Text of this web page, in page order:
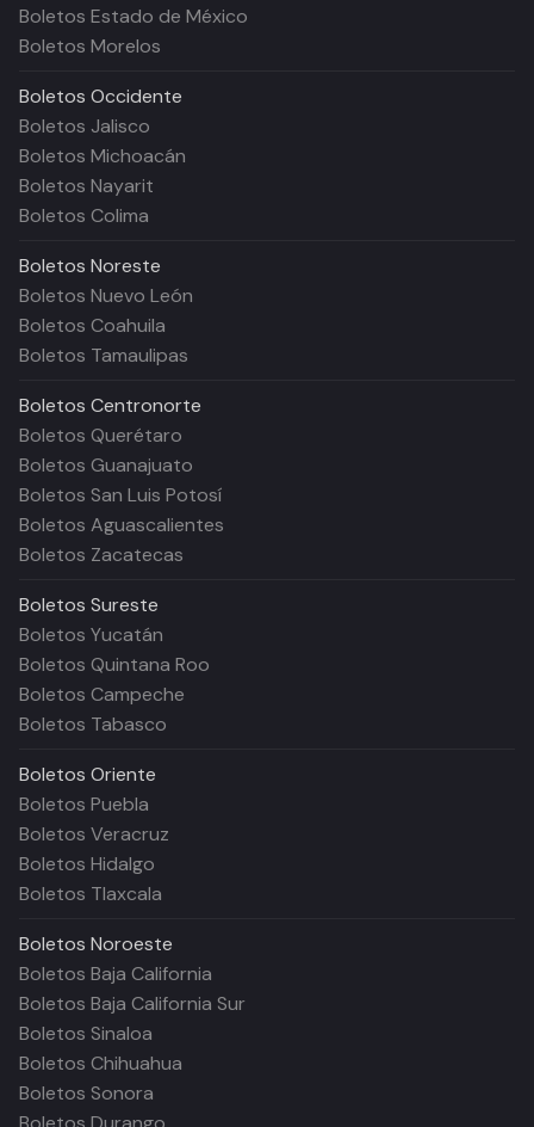
Boletos Estado de México
Boletos Morelos
Boletos Occidente
Boletos Jalisco
Boletos Michoacán
Boletos Nayarit
Boletos Colima
Boletos Noreste
Boletos Nuevo León
Boletos Coahuila
Boletos Tamaulipas
Boletos Centronorte
Boletos Querétaro
Boletos Guanajuato
Boletos San Luis Potosí
Boletos Aguascalientes
Boletos Zacatecas
Boletos Sureste
Boletos Yucatán
Boletos Quintana Roo
Boletos Campeche
Boletos Tabasco
Boletos Oriente
Boletos Puebla
Boletos Veracruz
Boletos Hidalgo
Boletos Tlaxcala
Boletos Noroeste
Boletos Baja California
Boletos Baja California Sur
Boletos Sinaloa
Boletos Chihuahua
Boletos Sonora